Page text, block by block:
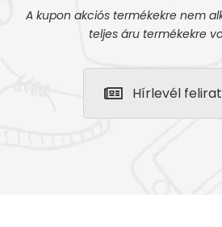
A kupon akciós termékekre nem
teljes áru termékekre
Hírlevél